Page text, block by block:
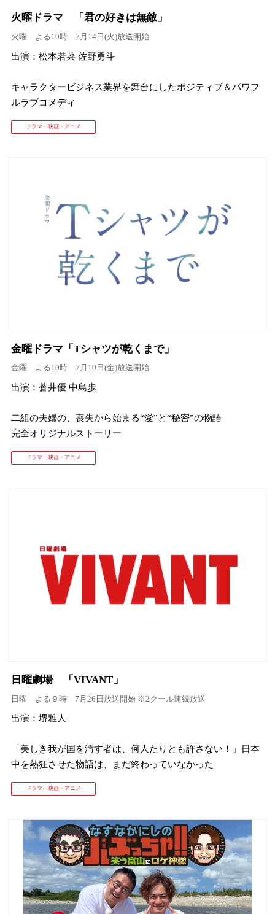
火曜ドラマ 「君の好きは無敵」
火曜 よる10時 7月14日(火)放送開始
出演：松本若菜 佐野勇斗
キャラクタービジネス業界を舞台にしたポジティブ＆パワフ
ルラブコメディ
ドラマ・映画・アニメ
金曜ドラマ「Tシャツが乾くまで」
金曜 よる10時 7月10日(金)放送開始
出演：蒼井優 中島歩
⼆組の夫婦の、喪失から始まる“愛”と“秘密”の物語
完全オリジナルストーリー
ドラマ・映画・アニメ
日曜劇場 「VIVANT」
日曜 よる９時 7月26日放送開始 ※2クール連続放送
出演：堺雅人
「美しき我が国を汚す者は、何人たりとも許さない！」日本
中を熱狂させた物語は、まだ終わっていなかった
ドラマ・映画・アニメ